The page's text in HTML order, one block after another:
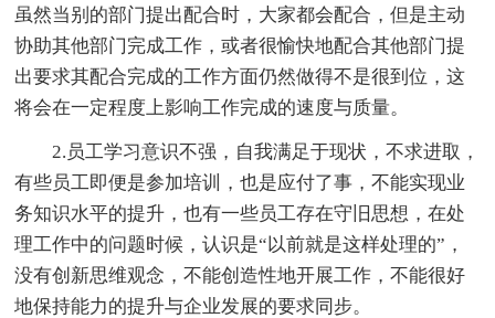
虽然当别的部门提出配合时，大家都会配合，但是主动
协助其他部门完成工作，或者很愉快地配合其他部门提
出要求其配合完成的工作方面仍然做得不是很到位，这
将会在一定程度上影响工作完成的速度与质量。
2.员工学习意识不强，自我满足于现状，不求进取，
有些员工即便是参加培训，也是应付了事，不能实现业
务知识水平的提升，也有一些员工存在守旧思想，在处
理工作中的问题时候，认识是“以前就是这样处理的”，
没有创新思维观念，不能创造性地开展工作，不能很好
地保持能力的提升与企业发展的要求同步。